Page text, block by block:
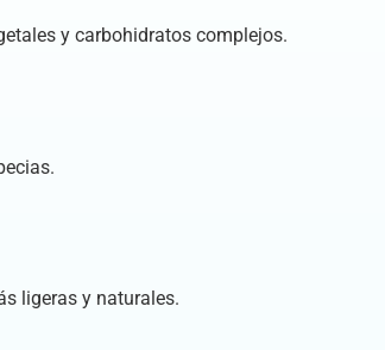
y carbohidratos complejos.
ligeras y naturales.